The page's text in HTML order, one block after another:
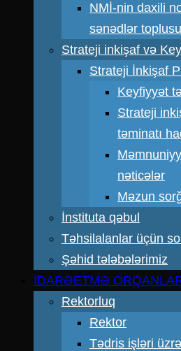
NMİ-nin daxili
sənədlər toplusu
Strateji inkişaf və
Strateji İnkişaf
Keyfiyyət
Strateji
təminatı
nəticələr
Məzun
İnstituta qəbul
Təhsilalanlar üçün
Şəhid tələbələrimiz
İDARƏETMƏ
Rektorluq
Rektor
Tədris işləri